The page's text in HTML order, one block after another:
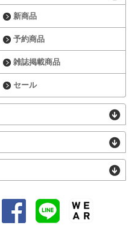
新商品
予約商品
雑誌掲載商品
セール